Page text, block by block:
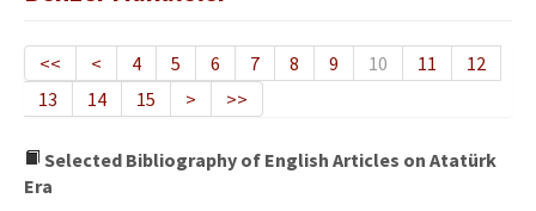
Yayın Politikası
Dergi Kurulları
Yayın İlkeleri
<< < 4 5 6 7 8 9 10 11
12
13
14 15 > >>
Selected Bibliography of English Articles on Atatürk
Era